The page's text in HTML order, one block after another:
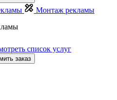
Монтаж рекламы
список услуг
заказ